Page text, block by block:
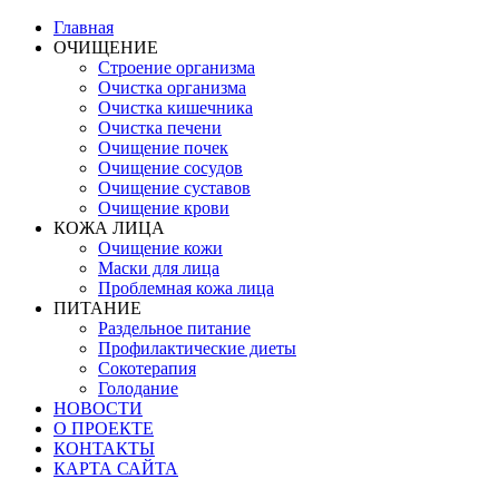
Главная
ОЧИЩЕНИЕ
Строение организма
Очистка организма
Очистка кишечника
Очистка печени
Очищение почек
Очищение сосудов
Очищение суставов
Очищение крови
КОЖА ЛИЦА
Очищение кожи
Маски для лица
Проблемная кожа лица
ПИТАНИЕ
Раздельное питание
Профилактические диеты
Сокотерапия
Голодание
НОВОСТИ
О ПРОЕКТЕ
КОНТАКТЫ
КАРТА САЙТА